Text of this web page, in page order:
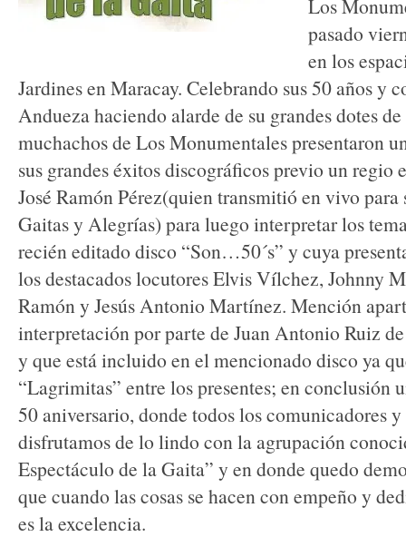
Los
pasado
en los
Jardines en Maracay. Celebrando sus 50 años y
Andueza haciendo alarde de su grandes dotes
muchachos de Los Monumentales presentaron
sus grandes éxitos discográficos previo un regio
José Ramón Pérez(quien transmitió en vivo para
Gaitas y Alegrías) para luego interpretar los
recién editado disco “Son…50´s” y cuya
los destacados locutores Elvis Vílchez, Johnny
Ramón y Jesús Antonio Martínez. Mención
interpretación por parte de Juan Antonio Ruiz
y que está incluido en el mencionado disco ya
“Lagrimitas” entre los presentes; en conclusión
50 aniversario, donde todos los comunicadores
disfrutamos de lo lindo con la agrupación
Espectáculo de la Gaita” y en donde quedo
que cuando las cosas se hacen con empeño y
es la excelencia.